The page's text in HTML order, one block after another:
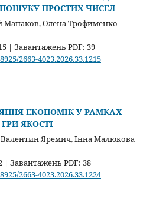
ПРОСТИХ ЧИСЕЛ
Манаков, Олена Трофименко
| Завантажень PDF: 39
2663-4023.2026.33.1215
ЕКОНОМІК У РАМКАХ
ЯКОСТІ
Яремич, Інна Малюкова
| Завантажень PDF: 38
2663-4023.2026.33.1224